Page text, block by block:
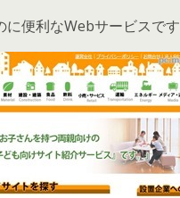
に便利なWebサービスです